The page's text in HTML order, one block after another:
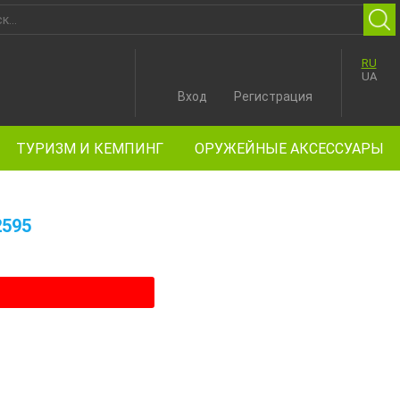
RU
UA
Вход Регистрация
ТУРИЗМ И КЕМПИНГ ОРУЖЕЙНЫЕ АКСЕССУАРЫ